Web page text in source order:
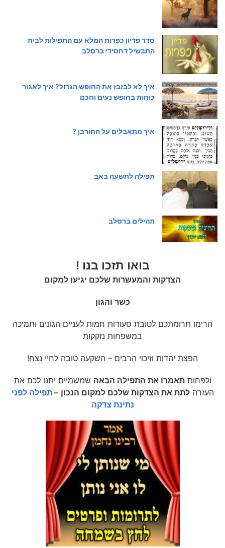
סדר פדיון כפרות המלא עם התפילות לבית
התבשיל דחסידי ברסלב
איך לא לבזבז את החופש הגדול? איך לאגור
כוחות בחופש נעים וחכם
איך מתאבלים על החורבן ?
תפילה לתשעה באב
תהילים ברסלב
בואו תזכו בנו !
הצדקות והמעשרות שלכם יגיעו למקום
כשר והגון
הרימו תרומתכם לטובת סעודות חמות לעניים הגונים ותמיכה
במשפחות נזקקות
הפצת יהדות וזיכוי הרבים – השקעה טובה לחיי נצח!
ולפחותתאמרו את התפילה הבאה שמשמיים יתנו לכם את
העזרהלתת את הצדקות שלכם למקום הנכון –תפילה לפני
נתינת צדקה